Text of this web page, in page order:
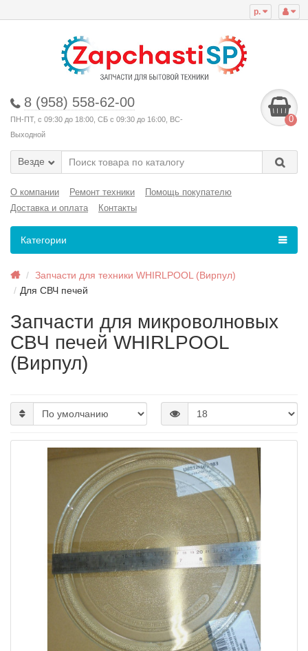
р.
8 (958) 558-62-00
ПН-ПТ, с 09:30 до 18:00, СБ с 09:30 до 16:00, ВС-
Выходной
0
Везде
О компании Ремонт техники
Помощь покупателю
Доставка и оплата
Контакты
Категории
Запчасти для техники WHIRLPOOL (Вирпул)
Для СВЧ печей
Запчасти для микроволновых
СВЧ печей WHIRLPOOL
(Вирпул)